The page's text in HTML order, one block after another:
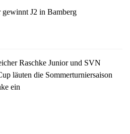
gewinnt J2 in Bamberg
Raschke Junior und SVN
läuten die Sommerturniersaison
ein